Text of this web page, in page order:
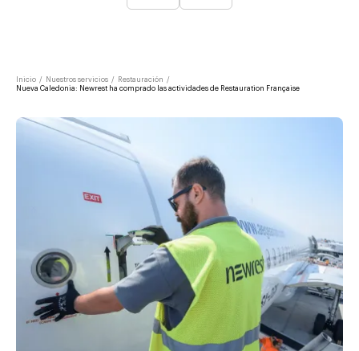
Inicio / Nuestros servicios / Restauración /
Nueva Caledonia: Newrest ha comprado las actividades de Restauration Française